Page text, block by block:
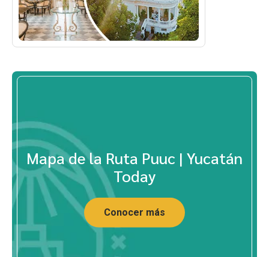
Mapa de la Ruta Puuc | Yucatán
Today
Conocer más